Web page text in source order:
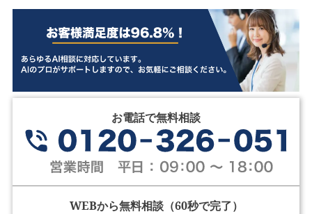
お電話で無料相談
WEBから無料相談（60秒で完了）